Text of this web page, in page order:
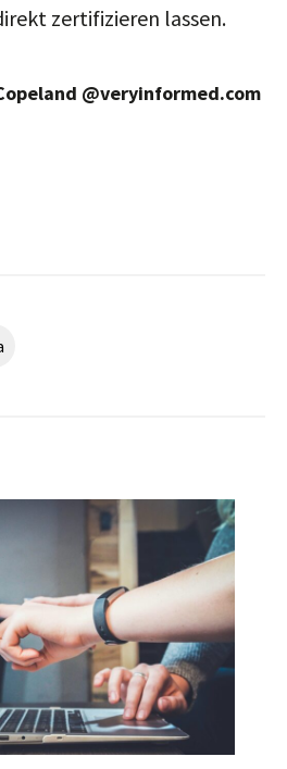
zertifizieren lassen.
@veryinformed.com